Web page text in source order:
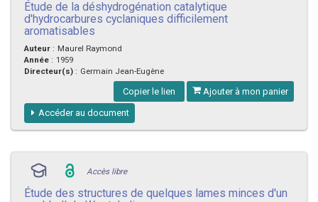
Étude de la déshydrogénation catalytique
d'hydrocarbures cyclaniques difficilement
aromatisables
Auteur : Maurel Raymond
Année : 1959
Directeur(s) : Germain Jean-Eugène
Copier le lien Ajouter à mon panier
Accéder au document
Accès libre
Étude des structures de quelques lames minces d'un